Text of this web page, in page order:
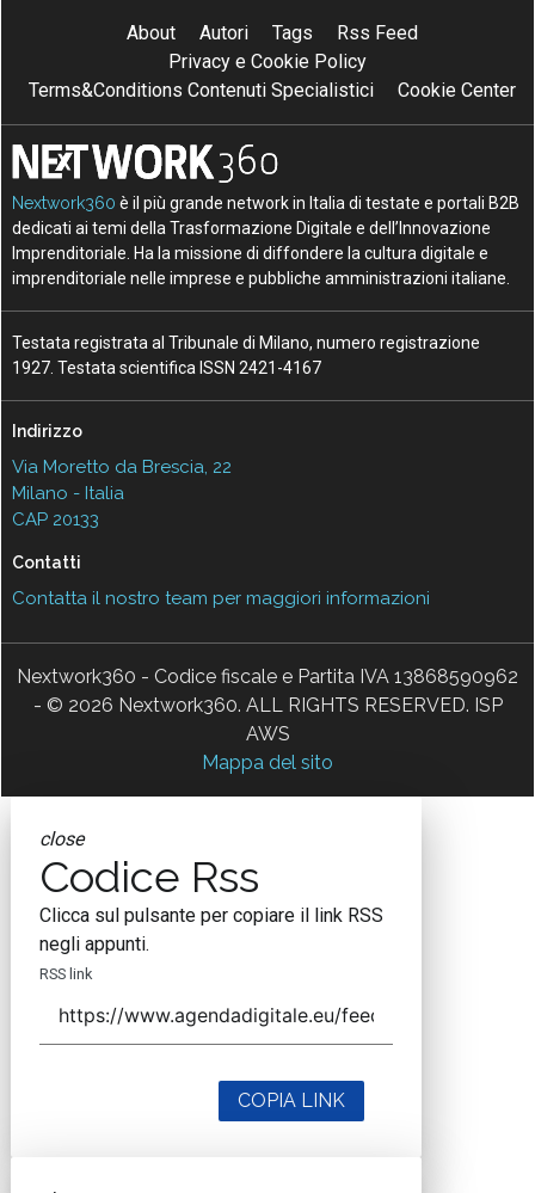
About Autori Tags
Rss Feed
Privacy e Cookie Policy
Terms&Conditions Contenuti Specialistici
Cookie Center
Nextwork360 è il più grande network in Italia di testate e portali B2B
dedicati ai temi della Trasformazione Digitale e dell’Innovazione
Imprenditoriale. Ha la missione di diffondere la cultura digitale e
imprenditoriale nelle imprese e pubbliche amministrazioni italiane.
Testata registrata al Tribunale di Milano, numero registrazione
1927. Testata scientifica ISSN 2421-4167
Indirizzo
Via Moretto da Brescia, 22
Milano - Italia
CAP 20133
Contatti
Contatta il nostro team per maggiori informazioni
Nextwork360 - Codice fiscale e Partita IVA 13868590962
- © 2026 Nextwork360. ALL RIGHTS RESERVED. ISP
AWS
Mappa del sito
close
Codice Rss
Clicca sul pulsante per copiare il link RSS
negli appunti.
RSS link
COPIA LINK